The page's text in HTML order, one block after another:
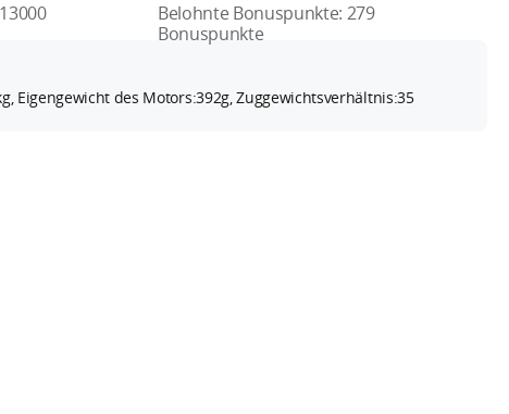
13000
Belohnte Bonuspunkte: 279
Bonuspunkte
Eigengewicht des Motors:392g, Zuggewichtsverhältnis:35